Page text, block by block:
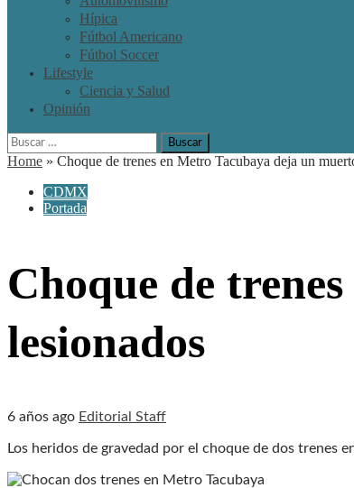
Hípica
Fútbol Americano
Fútbol Soccer
Lifestyle
Ciencia y Salud
Opinión
Buscar:
Home » Choque de trenes en Metro Tacubaya deja un
CDMX
Portada
Choque de
lesionados
6 años ago Editorial Staff
Los heridos de gravedad por el choque de dos trenes